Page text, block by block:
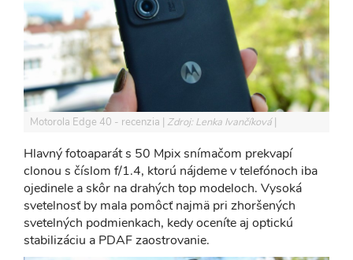
Motorola Edge 40 - recenzia Zdroj: Lenka Ivančíková
Hlavný fotoaparát s 50 Mpix snímačom prekvapí
clonou s číslom f/1.4, ktorú nájdeme v telefónoch iba
ojedinele a skôr na drahých top modeloch. Vysoká
svetelnosť by mala pomôcť najmä pri zhoršených
svetelných podmienkach, kedy oceníte aj optickú
stabilizáciu a PDAF zaostrovanie.